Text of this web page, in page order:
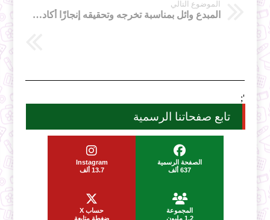
الموضوع التالي
المبدع وائل بمناسبة تخرجه وتحقيقه إنجازًا أكاديميًا مميزًا
';
تابع صفحاتنا الرسمية
الصفحة الرسمية
637 ألف
Instagram
13.7 ألف
المجموعة
1.2 مليون
حساب X
ضغطة متابعة